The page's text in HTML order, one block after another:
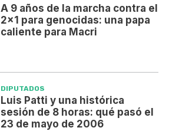
A 9 años de la marcha contra el
2x1 para genocidas: una papa
caliente para Macri
DIPUTADOS
Luis Patti y una histórica
sesión de 8 horas: qué pasó el
23 de mayo de 2006